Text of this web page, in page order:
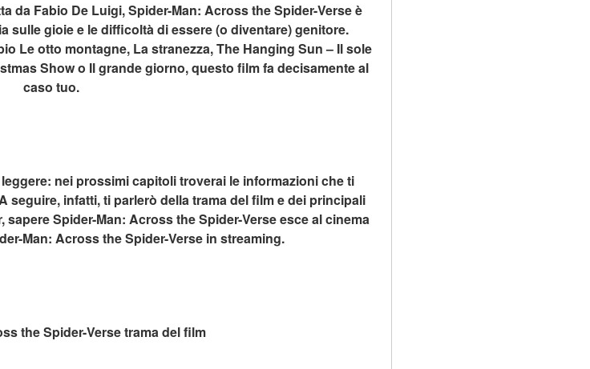
da Fabio De Luigi, Spider-Man: Across the Spider-Verse è
sulle gioie e le difficoltà di essere (o diventare) genitore.
Le otto montagne, La stranezza, The Hanging Sun – Il sole
Show o Il grande giorno, questo film fa decisamente al
caso tuo.
nei prossimi capitoli troverai le informazioni che ti
seguire, infatti, ti parlerò della trama del film e dei principali
Spider-Man: Across the Spider-Verse esce al cinema
Man: Across the Spider-Verse in streaming.
the Spider-Verse trama del film